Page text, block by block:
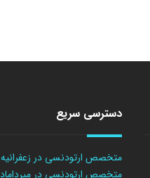
دسترسی سریع
متخصص ارتودنسی در زعفرانیه
متخصص ارتودنسی در میرداماد